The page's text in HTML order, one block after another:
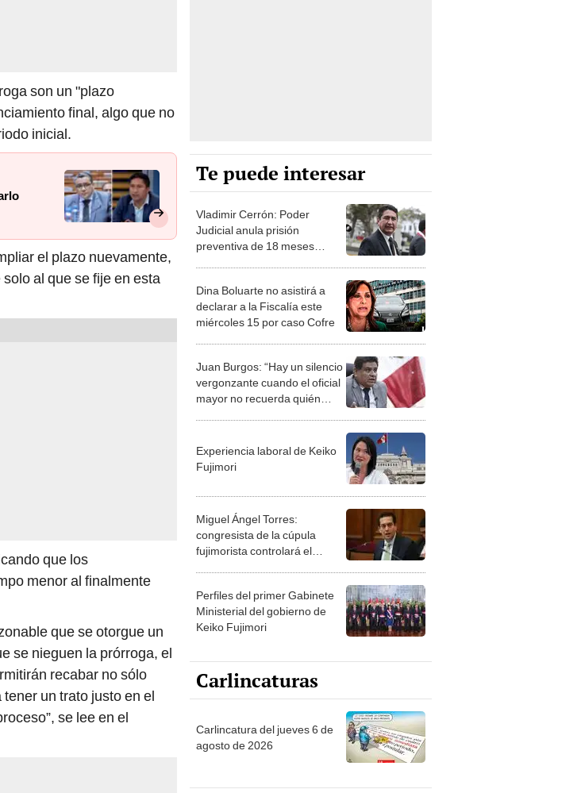
son un "plazo
final, algo que no
inicial.
el plazo nuevamente,
al que se fije en esta
que los
menor al finalmente
que se otorgue un
se nieguen la prórroga, el
recabar no sólo
un trato justo en el
se lee en el
Te puede interesar
Vladimir Cerrón: Poder
Judicial anula prisión
preventiva de 18 meses
Dina Boluarte no asistirá a
declarar a la Fiscalía este
miércoles 15 por caso Cofre
Juan Burgos: “Hay un silencio
vergonzante cuando el oficial
mayor no recuerda quién
Experiencia laboral de Keiko
Fujimori
Miguel Ángel Torres:
congresista de la cúpula
fujimorista controlará el
Perfiles del primer Gabinete
Ministerial del gobierno de
Keiko Fujimori
Carlincaturas
Carlincatura del jueves 6 de
agosto de 2026